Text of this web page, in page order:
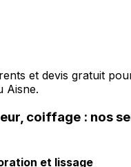
et devis gratuit
Aisne.
coiffage : nos
et lissage